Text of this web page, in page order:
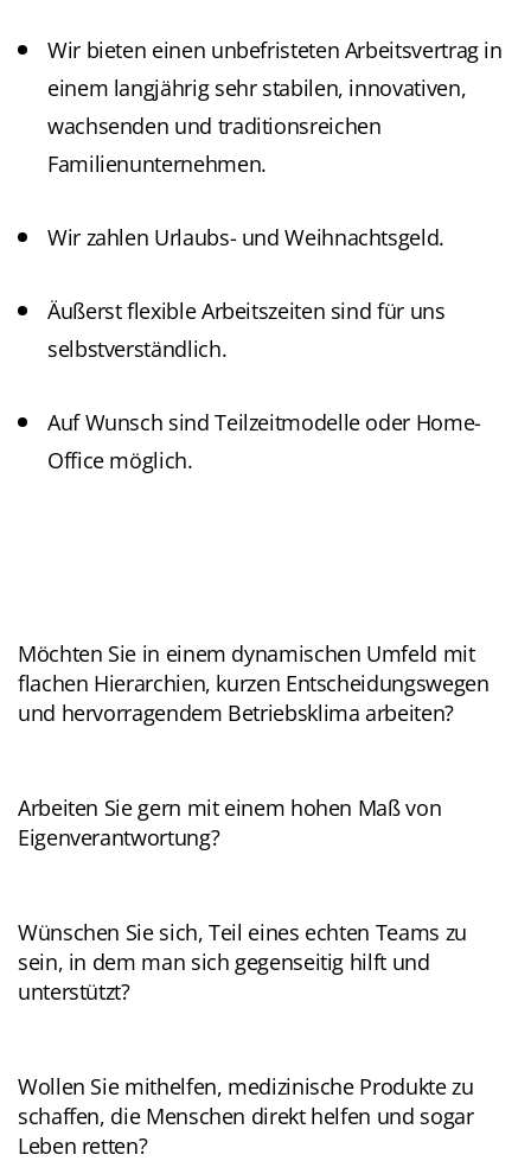
Wir bieten einen unbefristeten Arbeitsvertrag in
einem langjährig sehr stabilen, innovativen,
wachsenden und traditionsreichen
Familienunternehmen.
Wir zahlen Urlaubs- und Weihnachtsgeld.
Äußerst flexible Arbeitszeiten sind für uns
selbstverständlich.
Auf Wunsch sind Teilzeitmodelle oder Home-
Office möglich.
Möchten Sie in einem dynamischen Umfeld mit
flachen Hierarchien, kurzen Entscheidungswegen
und hervorragendem Betriebsklima arbeiten?
Arbeiten Sie gern mit einem hohen Maß von
Eigenverantwortung?
Wünschen Sie sich, Teil eines echten Teams zu
sein, in dem man sich gegenseitig hilft und
unterstützt?
Wollen Sie mithelfen, medizinische Produkte zu
schaffen, die Menschen direkt helfen und sogar
Leben retten?